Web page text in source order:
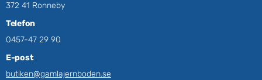
372 41 Ronneby
Telefon
0457-47 29 90
E-post
butiken@gamlajernboden.se